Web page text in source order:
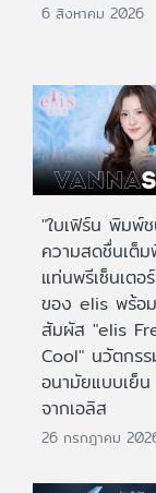
6 สิงหาคม 2026
"ใบเฟิร์น พิมพ์
ความสดชื่นเต็
แท่นพรีเซ็นเตอ
ของ elis พร้อ
สัมผัส "elis
Cool" นวัตกรร
อนามัยแบบเย็
จากเอลิส
26 กรกฎาคม